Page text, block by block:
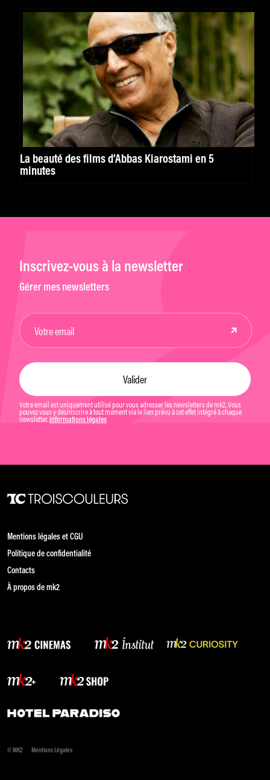
La beauté des films d’Abbas Kiarostami en 5
minutes
Inscrivez-vous à la newsletter
Gérer mes newsletters
Votre email est uniquement utilisé pour vous adresser les newsletters de mk2. Vous
pouvez vous y désinscrire à tout moment via le lien prévu à cet effet intégré à chaque
newsletter. Informations légales
Mentions légales et CGU
Politique de confidentialité
Contacts
À propos de mk2
© MK2 Mentions Légales